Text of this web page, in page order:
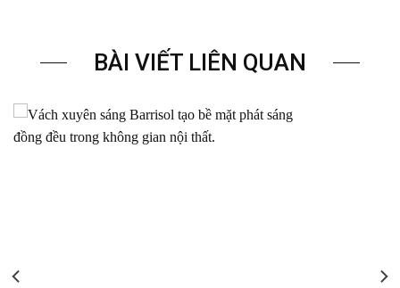
BÀI VIẾT LIÊN QUAN